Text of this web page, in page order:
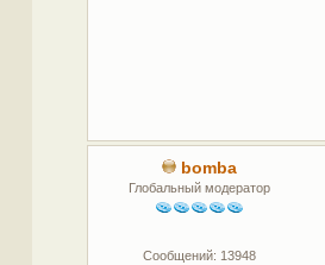
bomba
Глобальный модератор
Сообщений: 13948